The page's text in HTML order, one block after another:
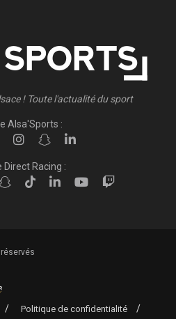
! Toute l'actualité du sport
Alsa'Sports :
Direct Racing :
Politique de confidentialité